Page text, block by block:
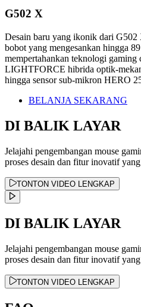
G502 X
Desain baru yang ikonik dari G502
bobot yang mengesankan hingga
mempertahankan teknologi
LIGHTFORCE hibrida optik-
hingga sensor sub-mikron HERO
BELANJA SEKARANG
DI BALIK LAYAR
Jelajahi pengembangan mouse
proses desain dan fitur inovatif
TONTON VIDEO LENGKAP
DI BALIK LAYAR
Jelajahi pengembangan mouse
proses desain dan fitur inovatif
TONTON VIDEO LENGKAP